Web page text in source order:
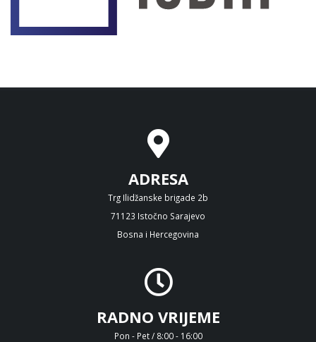
ADRESA
Trg Ilidžanske brigade 2b
71123 Istočno Sarajevo
Bosna i Hercegovina
RADNO VRIJEME
Pon - Pet / 8:00 - 16:00